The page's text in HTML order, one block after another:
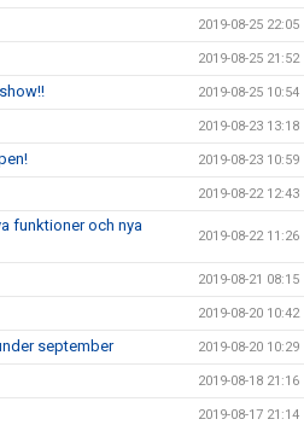
2019-08-25 22:05
2019-08-25 21:52
2019-08-25 10:54
2019-08-23 13:18
2019-08-23 10:59
2019-08-22 12:43
funktioner och nya
2019-08-22 11:26
2019-08-21 08:15
2019-08-20 10:42
september 2019-08-20 10:29
2019-08-18 21:16
2019-08-17 21:14